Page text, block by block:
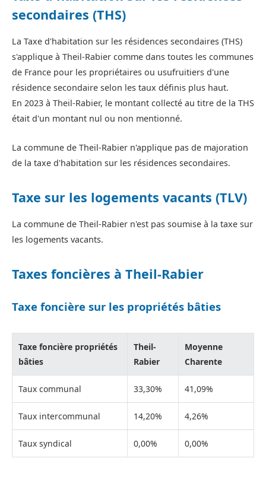
secondaires (THS)
La Taxe d'habitation sur les résidences secondaires (THS)
s'applique à Theil-Rabier comme dans toutes les communes
de France pour les propriétaires ou usufruitiers d'une
résidence secondaire selon les taux définis plus haut.
En 2023 à Theil-Rabier, le montant collecté au titre de la THS
était d'un montant nul ou non mentionné.
La commune de Theil-Rabier n'applique pas de majoration
de la taxe d'habitation sur les résidences secondaires.
Taxe sur les logements vacants (TLV)
La commune de Theil-Rabier n'est pas soumise à la taxe sur
les logements vacants.
Taxes foncières à Theil-Rabier
Taxe foncière sur les propriétés bâties
Taxe foncière propriétés
bâties
Theil-
Rabier
Moyenne
Charente
Taux communal 33,30% 41,09%
Taux intercommunal 14,20% 4,26%
Taux syndical 0,00% 0,00%